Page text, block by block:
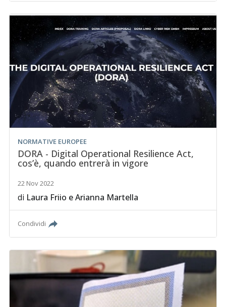
NORMATIVE EUROPEE
DORA - Digital Operational Resilience Act,
cos’è, quando entrerà in vigore
22 Nov 2022
di Laura Friio eArianna Martella
Condividi